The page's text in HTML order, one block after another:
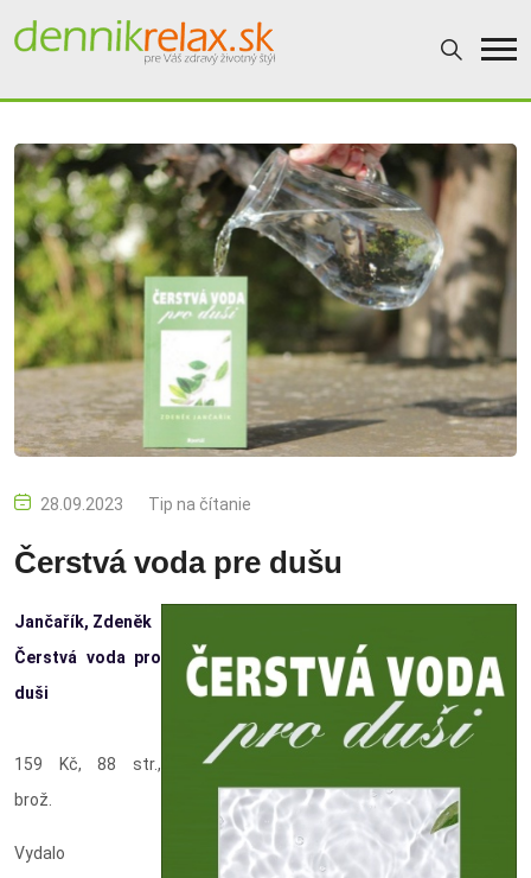
28.09.2023 Tip na čítanie
Čerstvá voda pre dušu
Jančařík, Zdeněk
Čerstvá voda pro
duši
159 Kč, 88 str.,
brož.
Vydalo